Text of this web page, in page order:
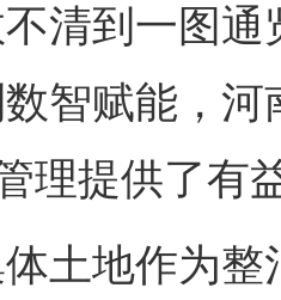
到一图通
智赋能，
理提供了有
地作为整治